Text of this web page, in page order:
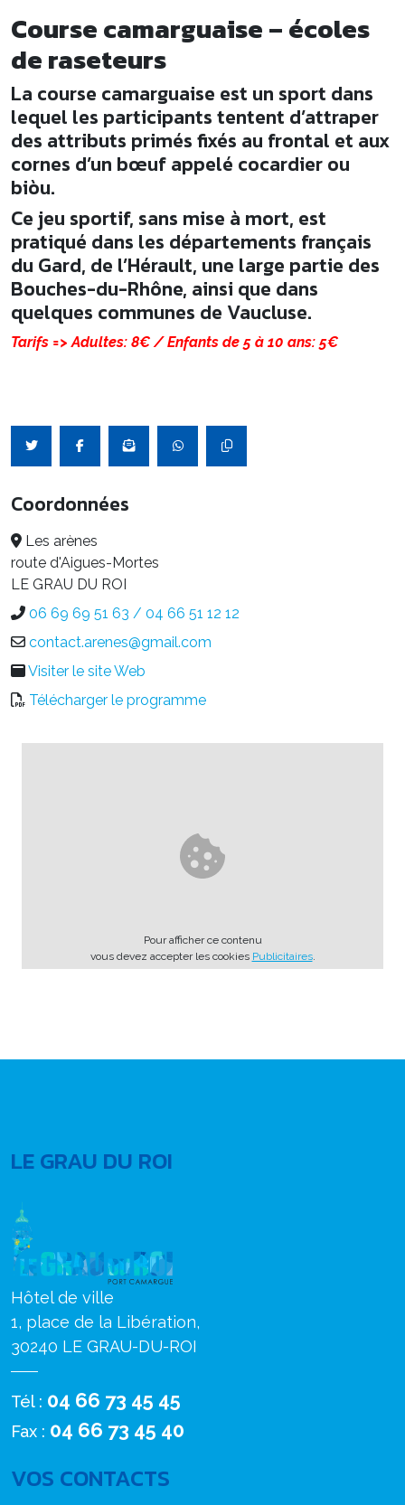
Course camarguaise – écoles
de raseteurs
La course camarguaise est un sport dans
lequel les participants tentent d’attraper
des attributs primés fixés au frontal et aux
cornes d’un bœuf appelé cocardier ou
biòu.
Ce jeu sportif, sans mise à mort, est
pratiqué dans les départements français
du Gard, de l’Hérault, une large partie des
Bouches-du-Rhône, ainsi que dans
quelques communes de Vaucluse.
Tarifs => Adultes: 8€ / Enfants de 5 à 10 ans: 5€
Coordonnées
Les arènes
route d'Aigues-Mortes
LE GRAU DU ROI
06 69 69 51 63 / 04 66 51 12 12
contact.arenes@gmail.com
Visiter le site Web
Télécharger le programme
Pour afficher ce contenu
vous devez accepter les cookies Publicitaires.
LE GRAU DU ROI
Hôtel de ville
1, place de la Libération,
30240 LE GRAU-DU-ROI
Tél : 04 66 73 45 45
Fax : 04 66 73 45 40
VOS CONTACTS